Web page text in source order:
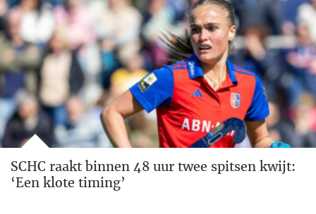
SCHC raakt binnen 48 uur twee spitsen kwijt:
‘Een klote timing’